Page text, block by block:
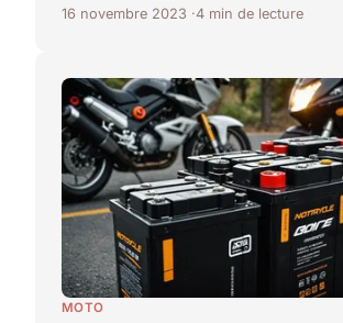
16 novembre 2023 4 min de lecture
MOTO